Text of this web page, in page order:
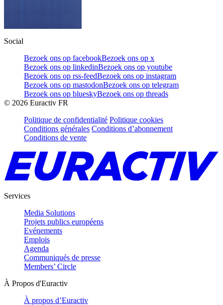
Social
Bezoek ons op facebookBezoek ons op x
Bezoek ons op linkedinBezoek ons op youtube
Bezoek ons op rss-feedBezoek ons op instagram
Bezoek ons op mastodonBezoek ons op telegram
Bezoek ons op blueskyBezoek ons op threads
© 2026 Euractiv FR
Politique de confidentialité Politique cookies
Conditions générales Conditions d’abonnement
Conditions de vente
Services
Media Solutions
Projets publics européens
Evénements
Emplois
Agenda
Communiqués de presse
Members’ Circle
À Propos d'Euractiv
À propos d’Euractiv